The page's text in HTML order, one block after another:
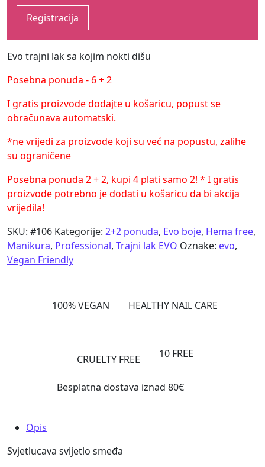
Registracija
Evo trajni lak sa kojim nokti dišu
Posebna ponuda - 6 + 2
I gratis proizvode dodajte u košaricu, popust se
obračunava automatski.
*ne vrijedi za proizvode koji su već na popustu, zalihe
su ograničene
Posebna ponuda 2 + 2, kupi 4 plati samo 2! * I gratis
proizvode potrebno je dodati u košaricu da bi akcija
vrijedila!
SKU: #106 Kategorije: 2+2 ponuda, Evo boje, Hema free,
Manikura, Professional, Trajni lak EVO Oznake: evo,
Vegan Friendly
100% VEGAN HEALTHY NAIL CARE
CRUELTY FREE 10 FREE
Besplatna dostava iznad 80€
Opis
Svjetlucava svijetlo smeđa